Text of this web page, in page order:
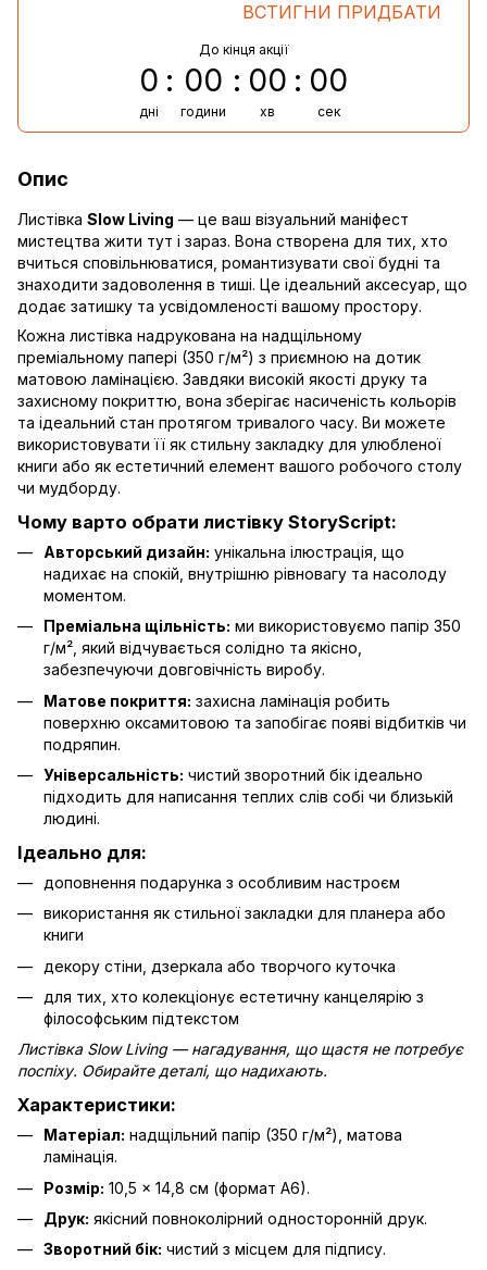
ВСТИГНИ ПРИДБАТИ
До кінця акції
0
дні
00
години
00
хв
00
сек
Опис
Листівка Slow Living — це ваш візуальний маніфест
мистецтва жити тут і зараз. Вона створена для тих, хто
вчиться сповільнюватися, романтизувати свої будні та
знаходити задоволення в тиші. Це ідеальний аксесуар, що
додає затишку та усвідомленості вашому простору.
Кожна листівка надрукована на надщільному
преміальному папері (350 г/м²) з приємною на дотик
матовою ламінацією. Завдяки високій якості друку та
захисному покриттю, вона зберігає насиченість кольорів
та ідеальний стан протягом тривалого часу. Ви можете
використовувати її як стильну закладку для улюбленої
книги або як естетичний елемент вашого робочого столу
чи мудборду.
Чому варто обрати листівку StoryScript:
Авторський дизайн: унікальна ілюстрація, що
надихає на спокій, внутрішню рівновагу та насолоду
моментом.
Преміальна щільність: ми використовуємо папір 350
г/м², який відчувається солідно та якісно,
забезпечуючи довговічність виробу.
Матове покриття: захисна ламінація робить
поверхню оксамитовою та запобігає появі відбитків чи
подряпин.
Універсальність: чистий зворотний бік ідеально
підходить для написання теплих слів собі чи близькій
людині.
Ідеально для:
доповнення подарунка з особливим настроєм
використання як стильної закладки для планера або
книги
декору стіни, дзеркала або творчого куточка
для тих, хто колекціонує естетичну канцелярію з
філософським підтекстом
Листівка Slow Living — нагадування, що щастя не потребує
поспіху. Обирайте деталі, що надихають.
Характеристики:
Матеріал: надщільний папір (350 г/м²), матова
ламінація.
Розмір: 10,5 × 14,8 см (формат А6).
Друк: якісний повноколірний односторонній друк.
Зворотний бік: чистий з місцем для підпису.